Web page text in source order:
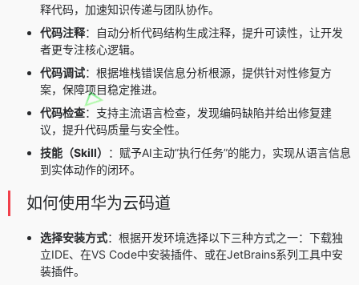
释代码，加速知识传递与团队协作。
代码注释：自动分析代码结构生成注释，提升可读性，让开发
者更专注核心逻辑。
代码调试：根据堆栈错误信息分析根源，提供针对性修复方
案，保障项目稳定推进。
代码检查：支持主流语言检查，发现编码缺陷并给出修复建
议，提升代码质量与安全性。
技能（Skill）
：赋予AI主动”执行任务”的能力，实现从语言信息
到实体动作的闭环。
如何使用华为云码道
选择安装方式：根据开发环境选择以下三种方式之一：下载独
立IDE、在VS Code中安装插件、或在JetBrains系列工具中安
装插件。